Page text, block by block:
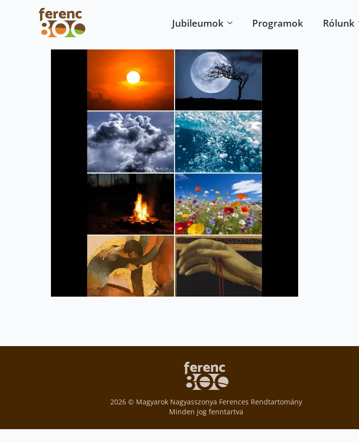
Jubileumok Programok Rólunk
2026 © Magyarok Nagyasszonya Ferences Rendtartomány
Minden jog fenntartva